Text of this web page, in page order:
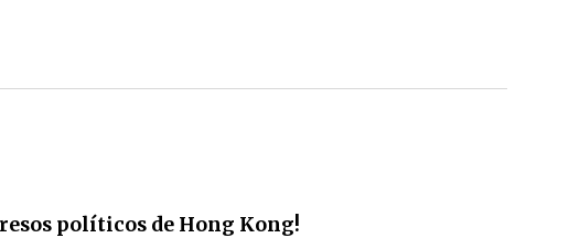
políticos de Hong Kong!